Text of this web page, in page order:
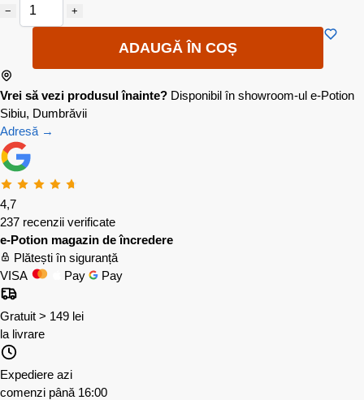
− +
ADAUGĂ ÎN COȘ
Vrei să vezi produsul înainte? Disponibil în showroom-ul e-Potion
Sibiu, Dumbrăvii
Adresă →
4,7
237 recenzii verificate
e-Potion magazin de încredere
Plătești în siguranță
VISA
Pay Pay
Gratuit > 149 lei
la livrare
Expediere azi
comenzi până 16:00